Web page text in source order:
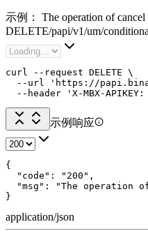
示例：
The operation of
DELETE/papi/v1/um/
curl --request DELETE \
--url 'https://
--header 'X-MBX-APIKEY:
示例响应
{
  "code": "200",
"msg": "The operation
}
application/json